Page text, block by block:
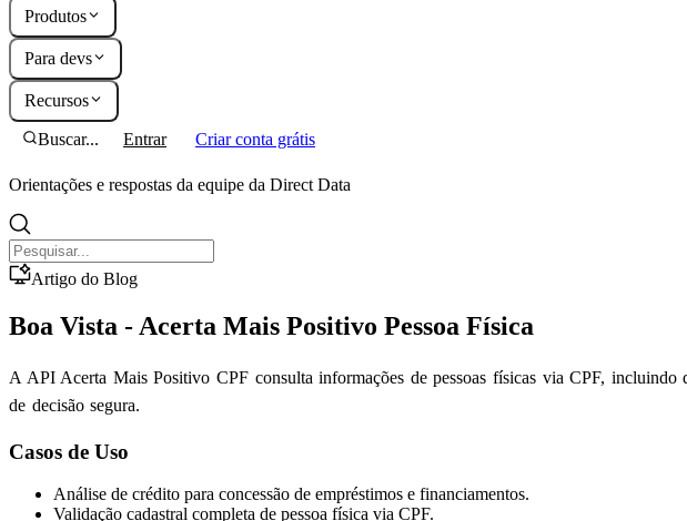
Produtos
Para devs
Recursos
Buscar... Entrar Criar conta grátis
Orientações e respostas da equipe da Direct Data
Artigo do Blog
Boa Vista - Acerta Mais Positivo Pessoa Física
A API Acerta Mais Positivo CPF consulta informações de pessoas físicas via CPF,
de decisão segura.
Casos de Uso
Análise de crédito para concessão de empréstimos e financiamentos.
Validação cadastral completa de pessoa física via CPF.